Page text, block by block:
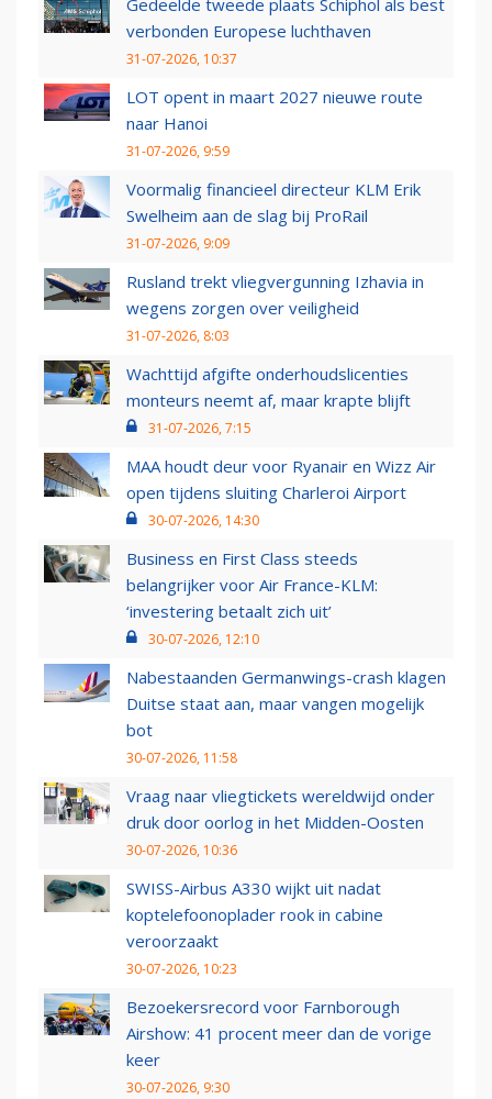
Gedeelde tweede plaats Schiphol als best
verbonden Europese luchthaven
31-07-2026, 10:37
LOT opent in maart 2027 nieuwe route
naar Hanoi
31-07-2026, 9:59
Voormalig financieel directeur KLM Erik
Swelheim aan de slag bij ProRail
31-07-2026, 9:09
Rusland trekt vliegvergunning Izhavia in
wegens zorgen over veiligheid
31-07-2026, 8:03
Wachttijd afgifte onderhoudslicenties
monteurs neemt af, maar krapte blijft
31-07-2026, 7:15
MAA houdt deur voor Ryanair en Wizz Air
open tijdens sluiting Charleroi Airport
30-07-2026, 14:30
Business en First Class steeds
belangrijker voor Air France-KLM:
‘investering betaalt zich uit’
30-07-2026, 12:10
Nabestaanden Germanwings-crash klagen
Duitse staat aan, maar vangen mogelijk
bot
30-07-2026, 11:58
Vraag naar vliegtickets wereldwijd onder
druk door oorlog in het Midden-Oosten
30-07-2026, 10:36
SWISS-Airbus A330 wijkt uit nadat
koptelefoonoplader rook in cabine
veroorzaakt
30-07-2026, 10:23
Bezoekersrecord voor Farnborough
Airshow: 41 procent meer dan de vorige
keer
30-07-2026, 9:30